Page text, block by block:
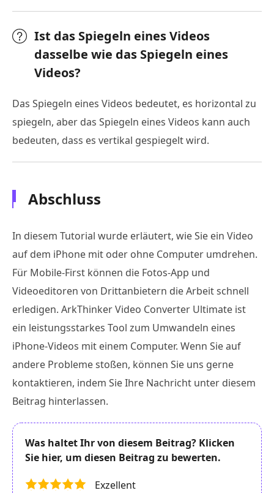
Ist das Spiegeln eines Videos
dasselbe wie das Spiegeln eines
Videos?
Das Spiegeln eines Videos bedeutet, es horizontal zu
spiegeln, aber das Spiegeln eines Videos kann auch
bedeuten, dass es vertikal gespiegelt wird.
Abschluss
In diesem Tutorial wurde erläutert, wie Sie ein Video
auf dem iPhone mit oder ohne Computer umdrehen.
Für Mobile-First können die Fotos-App und
Videoeditoren von Drittanbietern die Arbeit schnell
erledigen. ArkThinker Video Converter Ultimate ist
ein leistungsstarkes Tool zum Umwandeln eines
iPhone-Videos mit einem Computer. Wenn Sie auf
andere Probleme stoßen, können Sie uns gerne
kontaktieren, indem Sie Ihre Nachricht unter diesem
Beitrag hinterlassen.
Was haltet Ihr von diesem Beitrag? Klicken
Sie hier, um diesen Beitrag zu bewerten.
Exzellent